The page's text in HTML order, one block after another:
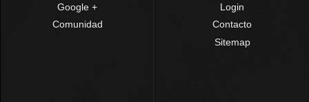
Google +
Comunidad
Login
Contacto
Sitemap